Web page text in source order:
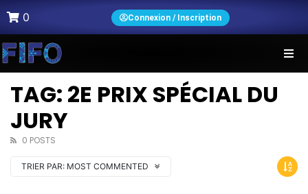
0 Connexion / Inscription
TAG: 2E PRIX SPÉCIAL DU
JURY
0 POSTS
TRIER PAR: MOST COMMENTED